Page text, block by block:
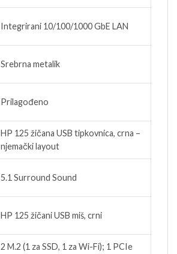
Integrirani 10/100/1000 GbE LAN
Srebrna metalik
Prilagođeno
HP 125 žičana USB tipkovnica, crna –
njemački layout
5.1 Surround Sound
HP 125 žičani USB miš, crni
2 M.2 (1 za SSD, 1 za Wi-Fi); 1 PCIe